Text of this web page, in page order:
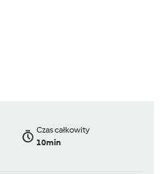
Czas całkowity
10min